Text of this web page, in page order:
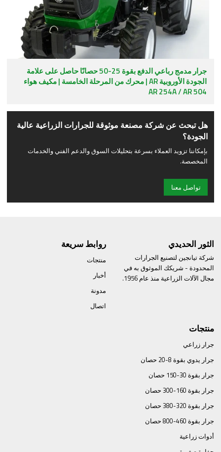
جرار مدمج رباعي الدفع بقوة 25-50 حصانًا حاصل على علامة
الجودة الأوروبية AR | محرك من المرحلة الخامسة | مكيف هواء
AR 254A / AR 504
هل تبحث عن شركة مصنعة موثوقة للجرارات الزراعية عالية
الجودة؟
بإمكاننا تزويد العملاء بسرعة بتحليلات السوق والدعم الفني والخدمات
المخصصة.
تواصل معنا
الثور الحديدي
شركة تيانجين لتصنيع الجرارات
المحدودة - شريكك الموثوق به في
مجال الآلات الزراعية منذ عام 1956.
روابط سريعة
منتجات
أخبار
مدونة
اتصال
منتجات
جرار زراعي
جرار يدوي بقوة 8-20 حصان
جرار بقوة 30-150 حصان
جرار بقوة 160-300 حصان
جرار بقوة 320-380 حصان
جرار بقوة 460-800 حصان
أدوات زراعية